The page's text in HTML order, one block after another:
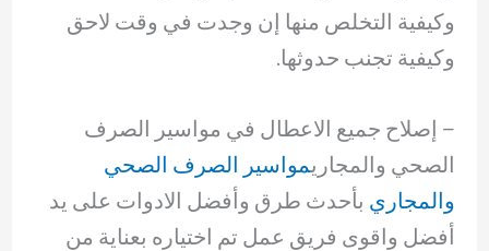
وكيفية التخلص منها إن وجدت في وقت لاحق
وكيفية تجنب حدوثها.
– ‏إصلاح جميع الاعطال في مواسير الصرف
الصحي والمجاريمواسير الصرف الصحي
والمجاري بأحدث طرق وأفضل الادوات على يد
أفضل واقوى فريق عمل تم اختياره بعناية من